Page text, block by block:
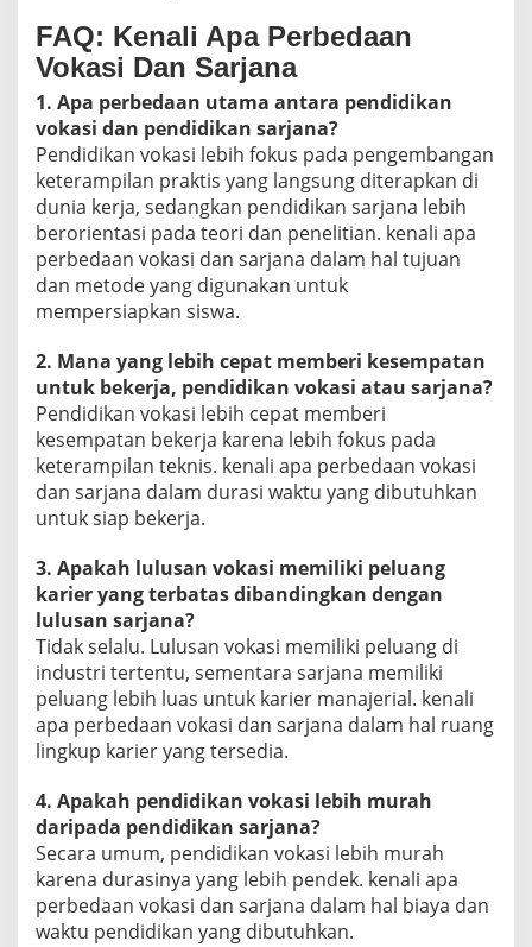
FAQ: Kenali Apa Perbedaan
Vokasi Dan Sarjana
1. Apa perbedaan utama antara pendidikan
vokasi dan pendidikan sarjana?
Pendidikan vokasi lebih fokus pada pengembangan
keterampilan praktis yang langsung diterapkan di
dunia kerja, sedangkan pendidikan sarjana lebih
berorientasi pada teori dan penelitian. kenali apa
perbedaan vokasi dan sarjana dalam hal tujuan
dan metode yang digunakan untuk
mempersiapkan siswa.
2. Mana yang lebih cepat memberi kesempatan
untuk bekerja, pendidikan vokasi atau sarjana?
Pendidikan vokasi lebih cepat memberi
kesempatan bekerja karena lebih fokus pada
keterampilan teknis. kenali apa perbedaan vokasi
dan sarjana dalam durasi waktu yang dibutuhkan
untuk siap bekerja.
3. Apakah lulusan vokasi memiliki peluang
karier yang terbatas dibandingkan dengan
lulusan sarjana?
Tidak selalu. Lulusan vokasi memiliki peluang di
industri tertentu, sementara sarjana memiliki
peluang lebih luas untuk karier manajerial. kenali
apa perbedaan vokasi dan sarjana dalam hal ruang
lingkup karier yang tersedia.
4. Apakah pendidikan vokasi lebih murah
daripada pendidikan sarjana?
Secara umum, pendidikan vokasi lebih murah
karena durasinya yang lebih pendek. kenali apa
perbedaan vokasi dan sarjana dalam hal biaya dan
waktu pendidikan yang dibutuhkan.